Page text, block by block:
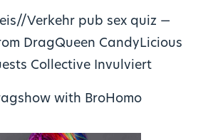
Verkehr pub sex quiz —
DragQueen CandyLicious
Collective Invulviert
with BroHomo